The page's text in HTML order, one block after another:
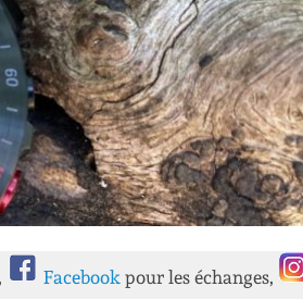
Facebook pour les échanges,